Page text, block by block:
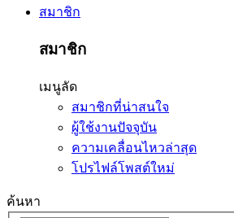
สมาชิก
สมาชิก
เมนูลัด
สมาชิกที่น่าสนใจ
ผู้ใช้งานปัจจุบัน
ความเคลื่อนไหวล่าสุด
โปรไฟล์โพสต์ใหม่
ค้นหา